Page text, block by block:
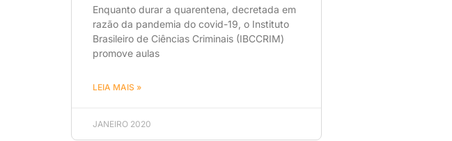
Enquanto durar a quarentena, decretada em
razão da pandemia do covid-19, o Instituto
Brasileiro de Ciências Criminais (IBCCRIM)
promove aulas
LEIA MAIS »
JANEIRO 2020